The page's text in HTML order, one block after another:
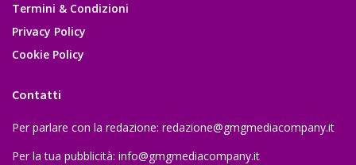
Termini & Condizioni
Privacy Policy
Cookie Policy
Contatti
Per parlare con la redazione: redazione@gmgmediacompany.it
Per la tua pubblicità: info@gmgmediacompany.it